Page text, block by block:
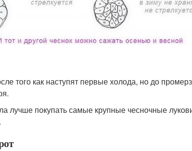
того как наступят первые холода, но до
лучше покупать самые крупные чесночные